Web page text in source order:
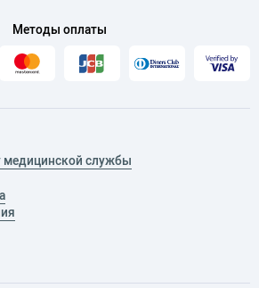
Методы оплаты
службы